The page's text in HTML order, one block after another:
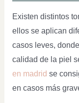
Existen distintos
ellos se aplican
casos leves,
calidad de la piel
en madrid se
en casos más